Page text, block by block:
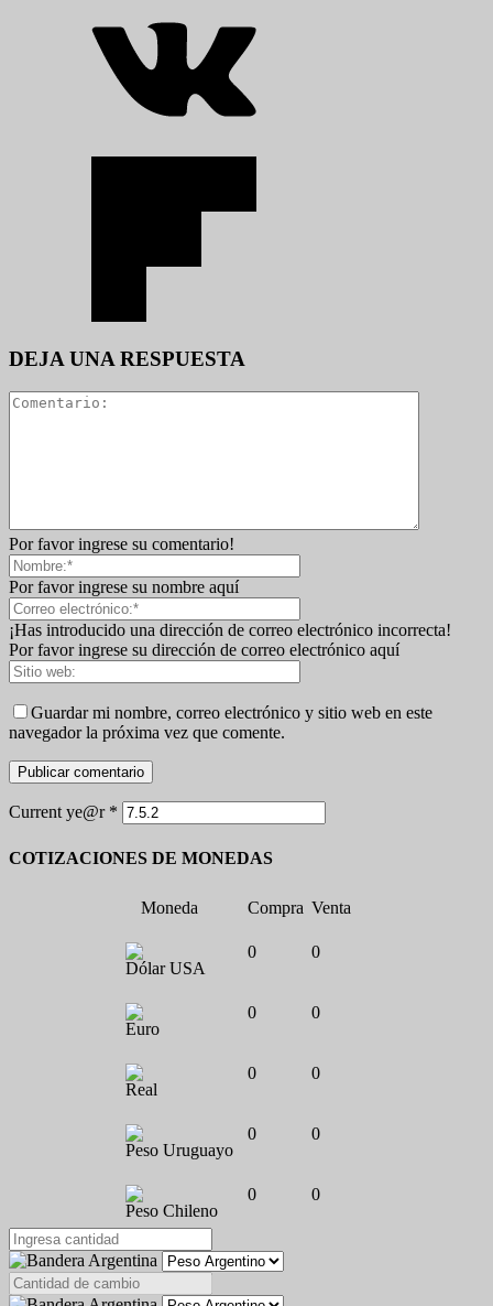
DEJA UNA RESPUESTA
Por favor ingrese su comentario!
Por favor ingrese su nombre aquí
¡Has introducido una dirección de correo electrónico incorrecta!
Por favor ingrese su dirección de correo electrónico aquí
Guardar mi nombre, correo electrónico y sitio web en este
navegador la próxima vez que comente.
Current ye@r *
COTIZACIONES DE MONEDAS
Moneda Compra Venta
Dólar USA
0 0
Euro
0 0
Real
0 0
Peso Uruguayo
0 0
Peso Chileno
0 0